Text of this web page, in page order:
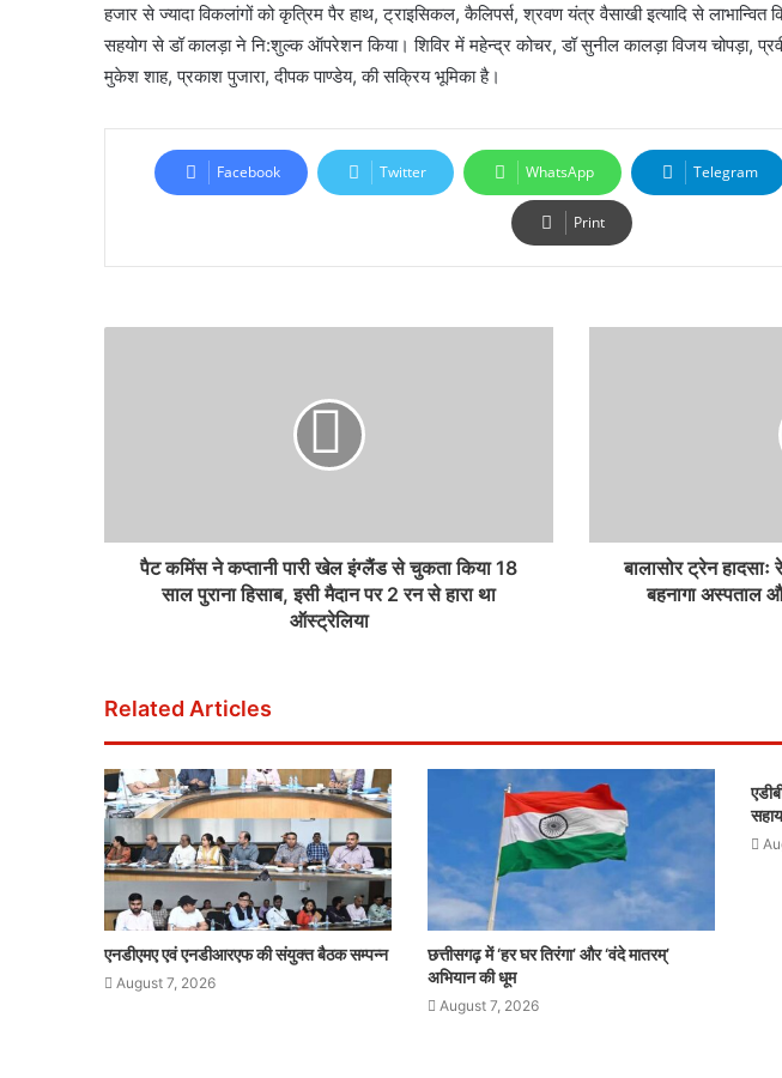
हजार से ज्यादा विकलांगों को कृत्रिम पैर हाथ, ट्राइसिकल, कैलिपर्स, श्रवण यंत्र वैसाखी इत्यादि से लाभान्वित
सहयोग से डॉ कालड़ा ने नि:शुल्क ऑपरेशन किया। शिविर में महेन्द्र कोचर, डॉ सुनील कालड़ा विजय चोपड़ा,
मुकेश शाह, प्रकाश पुजारा, दीपक पाण्डेय, की सक्रिय भूमिका है।
Facebook Twitter WhatsApp Telegram
Print
पैट कमिंस ने कप्तानी पारी खेल इंग्लैंड से चुकता किया 18
साल पुराना हिसाब, इसी मैदान पर 2 रन से हारा था
ऑस्ट्रेलिया
बालासोर ट्रेन
बहनागा अस्पताल
Related Articles
एनडीएमए एवं एनडीआरएफ की संयुक्त बैठक सम्पन्न
August 7, 2026
छत्तीसगढ़ में ‘हर घर तिरंगा’ और ‘वंदे मातरम्’
अभियान की धूम
August 7, 2026